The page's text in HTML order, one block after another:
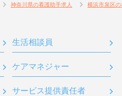
神奈川県の看護助手求人 横浜市泉区
生活相談員
ケアマネジャー
サービス提供責任者